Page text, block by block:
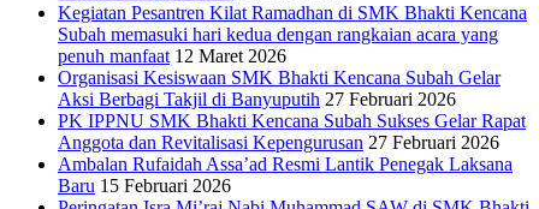
Kegiatan Pesantren Kilat Ramadhan di SMK Bhakti Kencana
Subah memasuki hari kedua dengan rangkaian acara yang
penuh manfaat 12 Maret 2026
Organisasi Kesiswaan SMK Bhakti Kencana Subah Gelar
Aksi Berbagi Takjil di Banyuputih 27 Februari 2026
PK IPPNU SMK Bhakti Kencana Subah Sukses Gelar Rapat
Anggota dan Revitalisasi Kepengurusan 27 Februari 2026
Ambalan Rufaidah Assa’ad Resmi Lantik Penegak Laksana
Baru 15 Februari 2026